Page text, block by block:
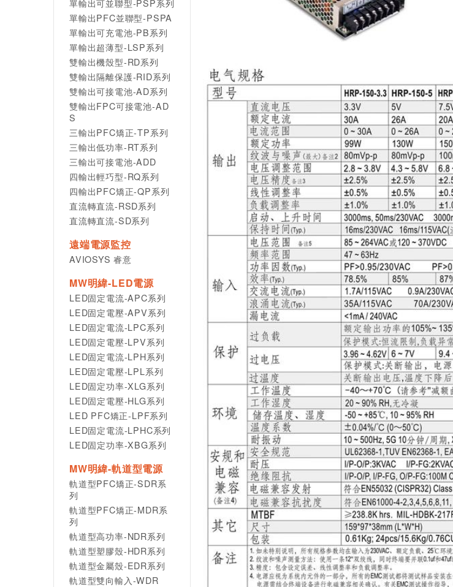
單輸出可並聯型-PSP系列
單輸出PFC並聯型-PSPA
單輸出可充電池-PB系列
單輸出超薄型-LSP系列
雙輸出機殼型-RD系列
雙輸出隔離保護-RID系列
雙輸出可接電池-AD系列
雙輸出FPC可接電池-AD
S
三輸出PFC矯正-TP系列
三輸出低功率-RT系列
三輸出可接電池-ADD
四輸出輕巧型-RQ系列
四輸出PFC矯正-QP系列
直流轉直流-RSD系列
直流轉直流-SD系列
遠端電源監控
AVIOSYS 睿意
MW明緯-LED電源
LED固定電流-APC系列
LED固定電壓-APV系列
LED固定電流-LPC系列
LED固定電壓-LPV系列
LED固定電流-LPH系列
LED固定電壓-LPL系列
LED固定功率-XLG系列
LED固定電壓-HLG系列
LED PFC矯正-LPF系列
LED固定電流-LPHC系列
LED固定功率-XBG系列
MW明緯-軌道型電源
軌道型PFC矯正-SDR系
列
軌道型PFC矯正-MDR系
列
軌道型高功率-NDR系列
軌道型塑膠殼-HDR系列
軌道型金屬殼-EDR系列
軌道型雙向輸入-WDR